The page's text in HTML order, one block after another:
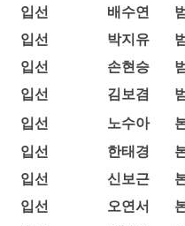
입선
배수연
입선
박지유
입선
손현승
입선
김보겸
입선
노수아
입선
한태경
입선
신보근
입선
오연서